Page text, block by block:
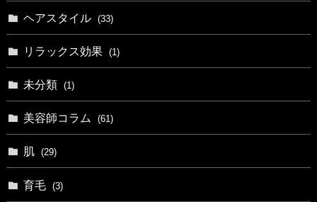
ヘアスタイル (33)
リラックス効果 (1)
未分類 (1)
美容師コラム (61)
肌 (29)
育毛 (3)